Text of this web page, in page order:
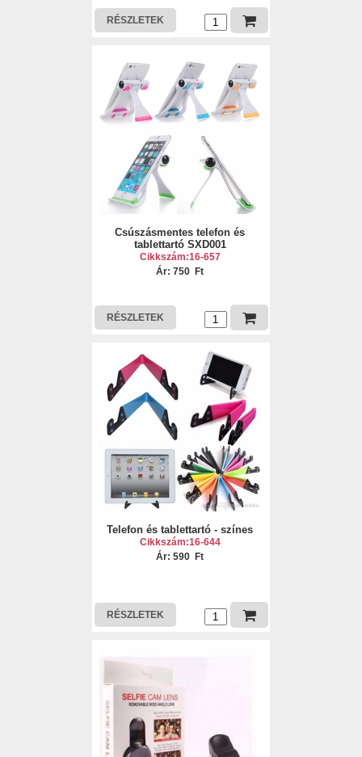
RÉSZLETEK
Csúszásmentes telefon és
tablettartó SXD001
Cikkszám:16-657
Ár: 750 Ft
RÉSZLETEK
Telefon és tablettartó - színes
Cikkszám:16-644
Ár: 590 Ft
RÉSZLETEK